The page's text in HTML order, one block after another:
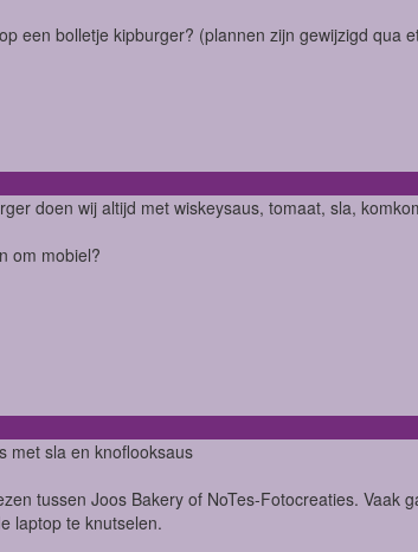
een bolletje kipburger? (plannen zijn gewijzigd qua
doen wij altijd met wiskeysaus, tomaat, sla,
om mobiel?
met sla en knoflooksaus
tussen Joos Bakery of NoTes-Fotocreaties. Vaak
laptop te knutselen.